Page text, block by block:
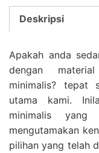
Deskripsi
Apakah anda
dengan
minimalis? tepat
utama kami.
minimalis
mengutamakan
pilihan yang telah